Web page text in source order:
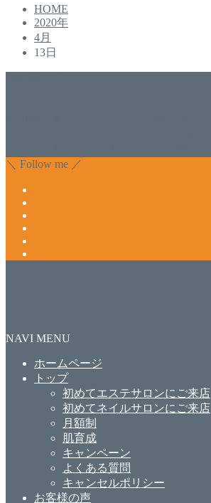
HOME
2020年
4月
13日
＼ Follow me ／
NAVI MENU
ホームページ
トップ
初めてエステサロンにご来店
初めてネイルサロンにご来店
月額制
肌育成
キャンペーン
よくある質問
キャンセルポリシー
お客様の声